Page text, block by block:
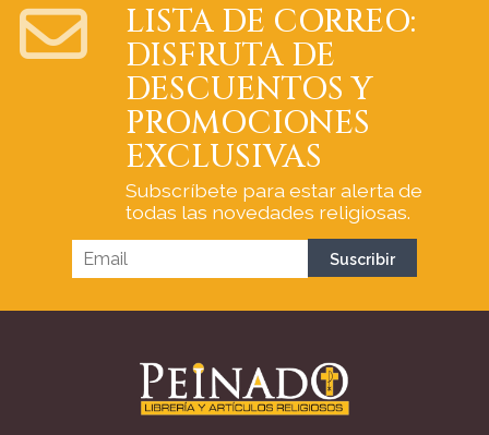
LISTA DE CORREO:
DISFRUTA DE
DESCUENTOS Y
PROMOCIONES
EXCLUSIVAS
Subscríbete para estar alerta de
todas las novedades religiosas.